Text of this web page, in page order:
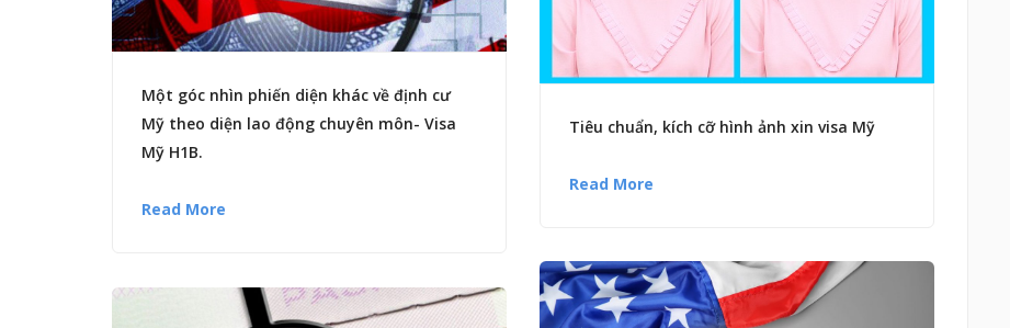
Tiêu chuẩn, kích cỡ hình ảnh xin visa Mỹ
Read More
Một góc nhìn phiến diện khác về định cư
Mỹ theo diện lao động chuyên môn- Visa
Mỹ H1B.
Read More